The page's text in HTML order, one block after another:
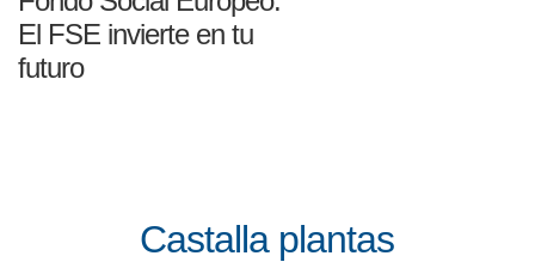
Castalla plantas